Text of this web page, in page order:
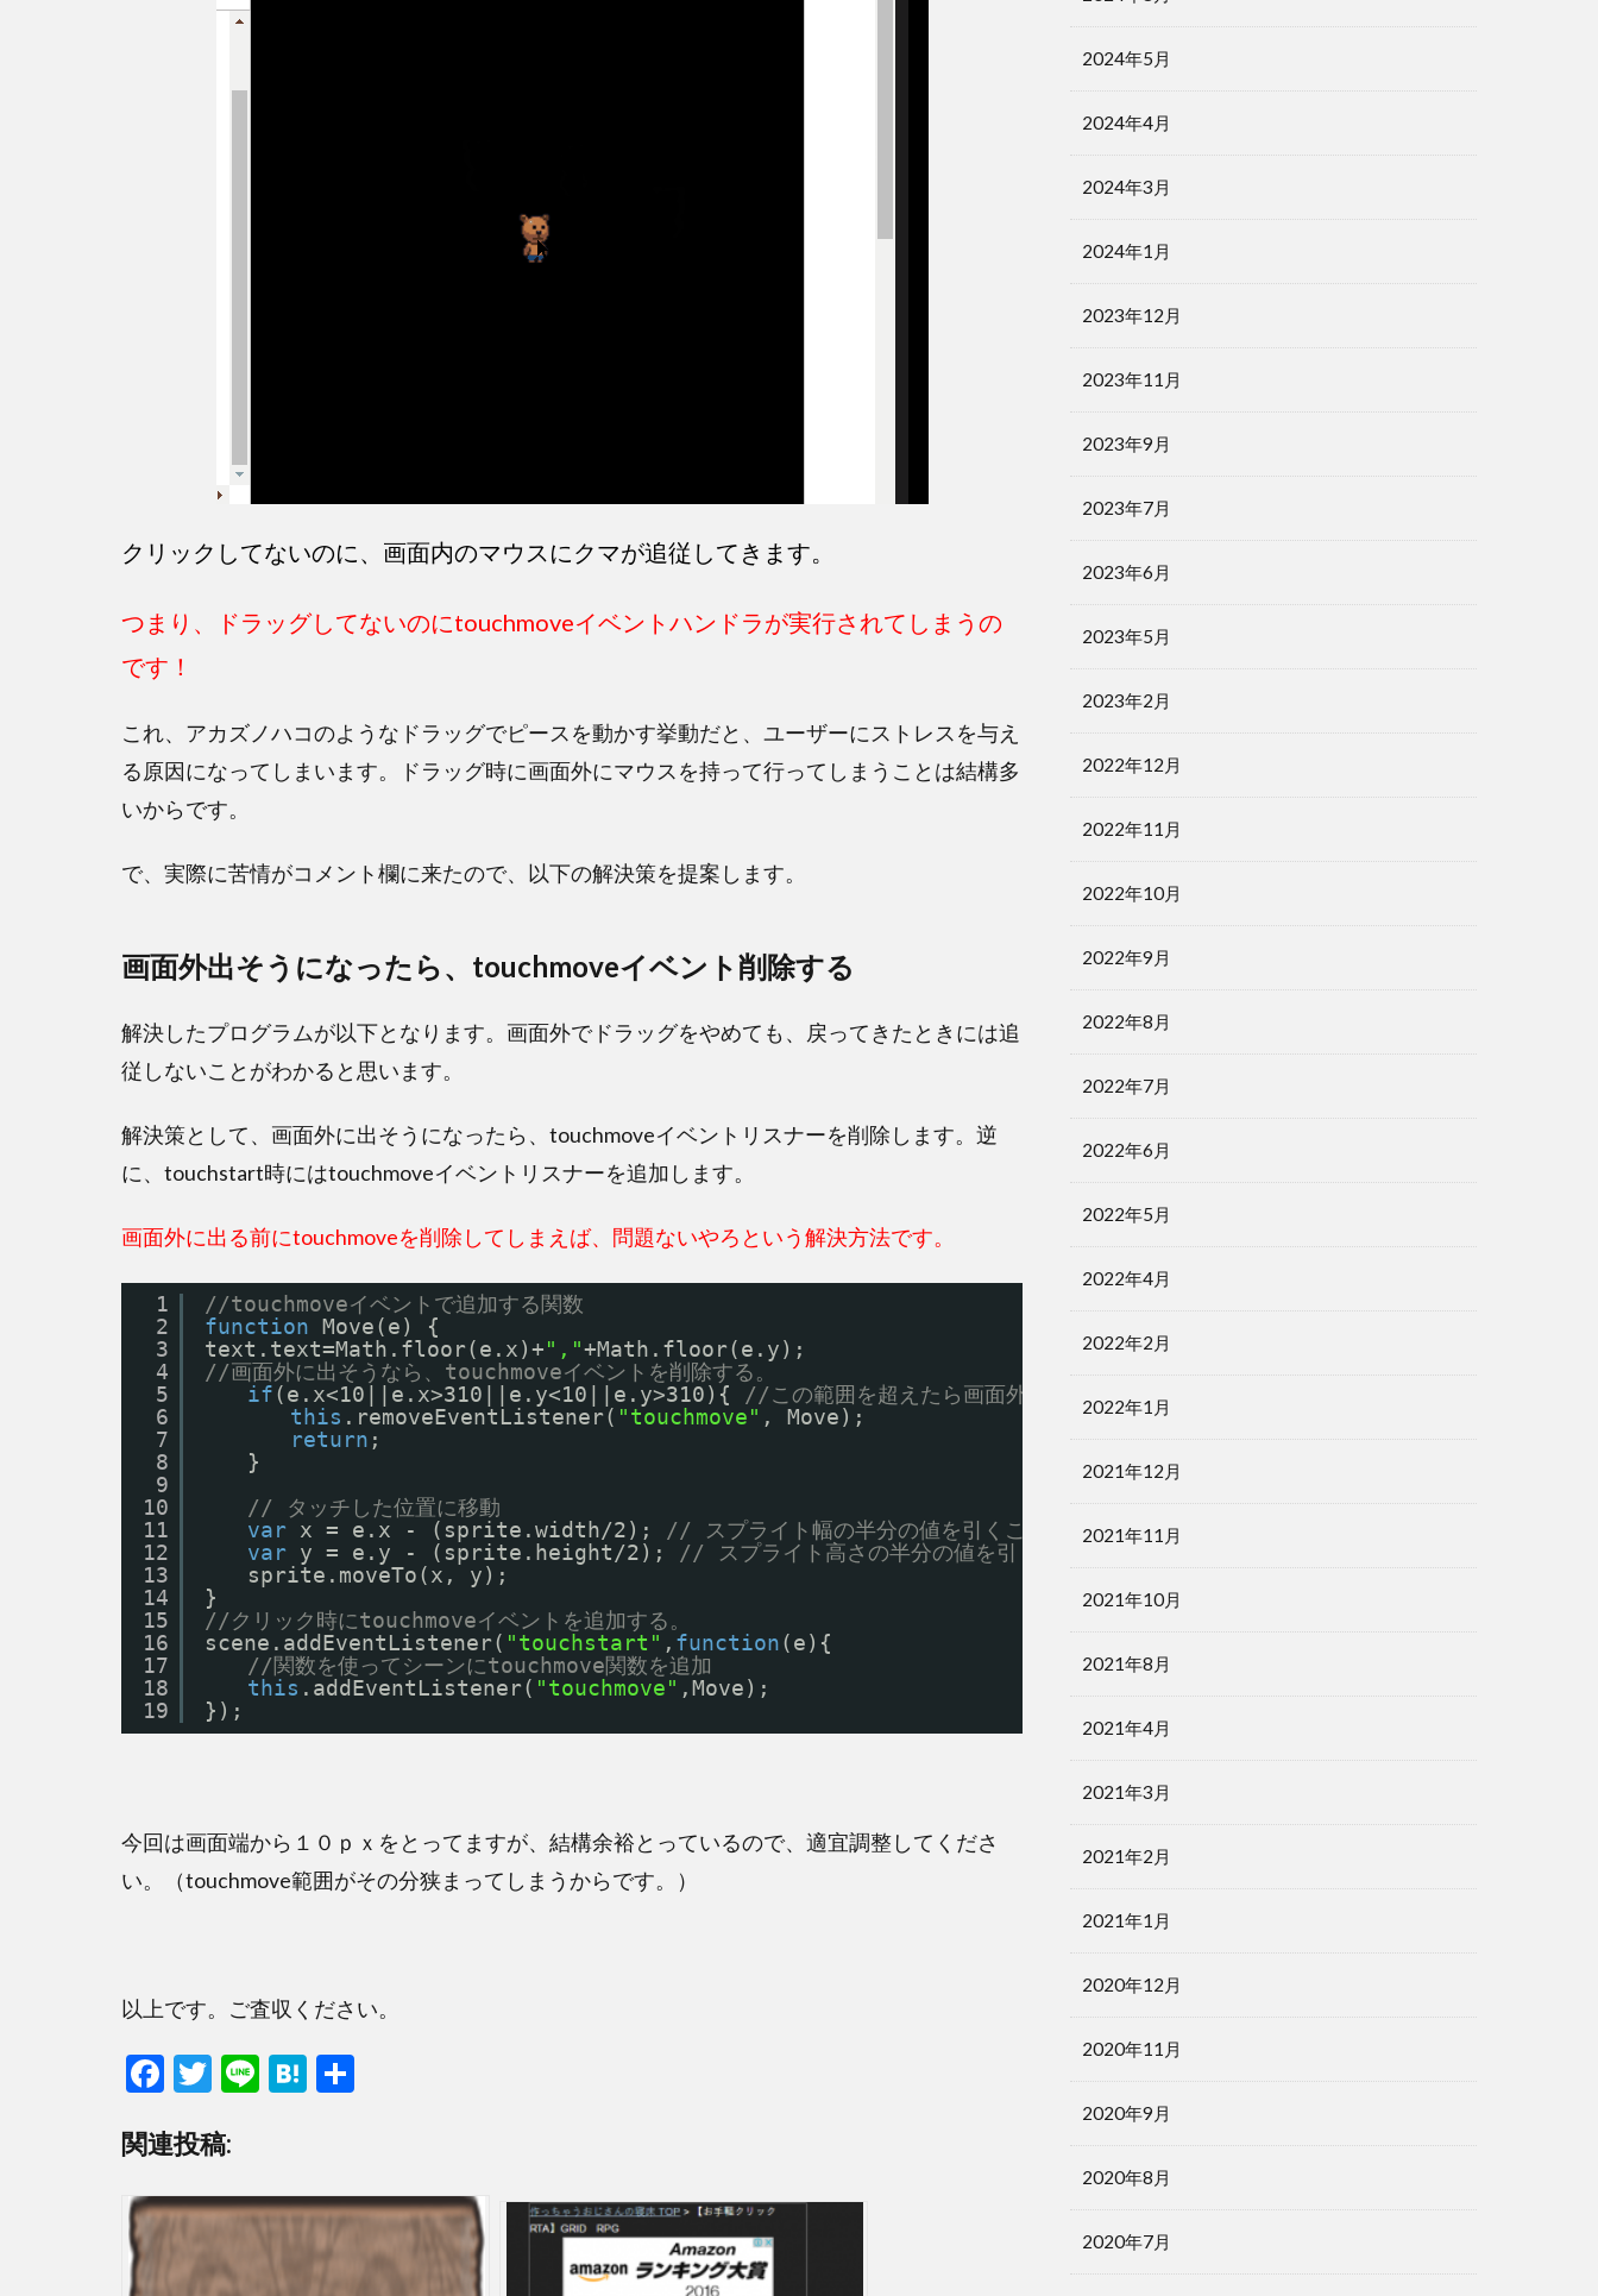
クリックしてないのに、画面内のマウスにクマが追従してきます。
つまり、ドラッグしてないのにtouchmoveイベントハンドラが実行されてしまうの
です！
これ、アカズノハコのようなドラッグでピースを動かす挙動だと、ユーザーにストレスを与え
る原因になってしまいます。ドラッグ時に画面外にマウスを持って行ってしまうことは結構多
いからです。
で、実際に苦情がコメント欄に来たので、以下の解決策を提案します。
画面外出そうになったら、touchmoveイベント削除する
解決したプログラムが以下となります。画面外でドラッグをやめても、戻ってきたときには追
従しないことがわかると思います。
解決策として、画面外に出そうになったら、touchmoveイベントリスナーを削除します。逆
に、touchstart時にはtouchmoveイベントリスナーを追加します。
画面外に出る前にtouchmoveを削除してしまえば、問題ないやろという解決方法です。
1
2
3
4
5
6
7
8
9
10
11
12
13
14
15
16
17
18
19
//touchmoveイベントで追加する関数
function
Move(e) {
text.text=Math.floor(e.x)+ ","+Math.floor(e.y);
//画面外に出そうなら、touchmoveイベントを削除する。
if (e.x<10||e.x>310||e.y<10||e.y>310){
//この範囲を超えたら画面外ギリギリの位置なのでtouchmoveイベントを削除
this .removeEventListener( "touchmove" , Move);
return ;
}
// タッチした位置に移動
var
x = e.x - (sprite.width/2);
// スプライト幅の半分の値を引くことで中央にする
var
y = e.y - (sprite.height/2);
// スプライト高さの半分の値を引くことで中央にする
sprite.moveTo(x, y);
}
//クリック時にtouchmoveイベントを追加する。
scene.addEventListener( "touchstart" , function (e){
//関数を使ってシーンにtouchmove関数を追加
this .addEventListener( "touchmove" ,Move);
});
今回は画面端から１０ｐｘをとってますが、結構余裕とっているので、適宜調整してくださ
い。（touchmove範囲がその分狭まってしまうからです。）
以上です。ご査収ください。
F
e
b
o
o
T
itt
er
Li H
n
a
関連投稿:
2024年5月
2024年4月
2024年3月
2024年1月
2023年12月
2023年11月
2023年9月
2023年7月
2023年6月
2023年5月
2023年2月
2022年12月
2022年11月
2022年10月
2022年9月
2022年8月
2022年7月
2022年6月
2022年5月
2022年4月
2022年2月
2022年1月
2021年12月
2021年11月
2021年10月
2021年8月
2021年4月
2021年3月
2021年2月
2021年1月
2020年12月
2020年11月
2020年9月
2020年8月
2020年7月